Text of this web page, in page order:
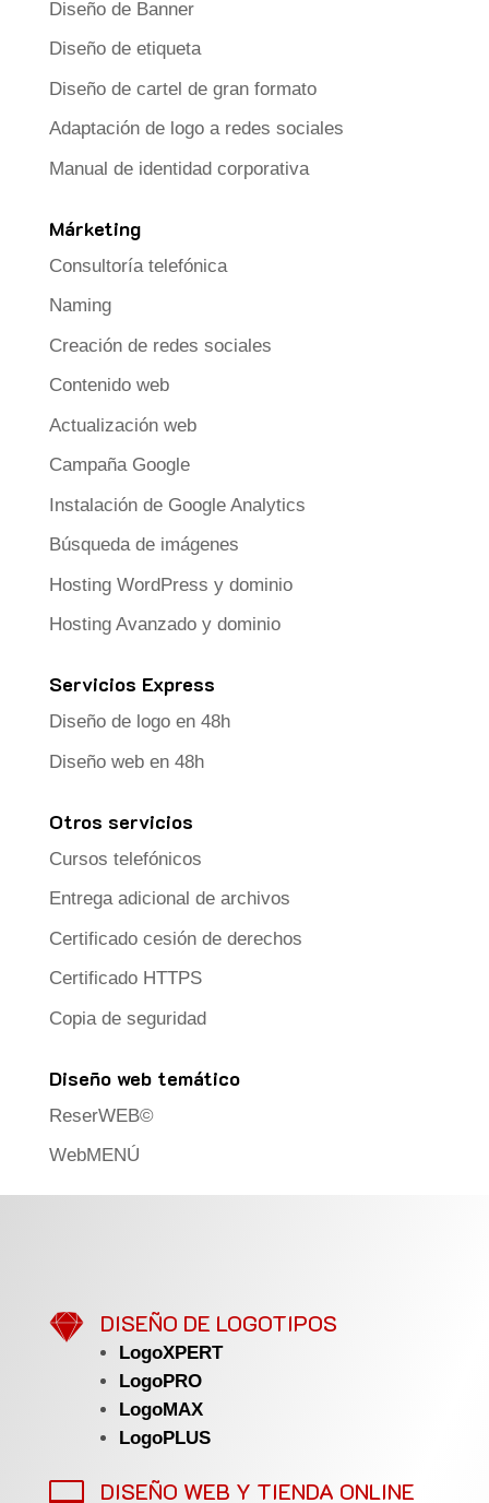
Diseño de Banner
Diseño de etiqueta
Diseño de cartel de gran formato
Adaptación de logo a redes sociales
Manual de identidad corporativa
Márketing
Consultoría telefónica
Naming
Creación de redes sociales
Contenido web
Actualización web
Campaña Google
Instalación de Google Analytics
Búsqueda de imágenes
Hosting WordPress y dominio
Hosting Avanzado y dominio
Servicios Express
Diseño de logo en 48h
Diseño web en 48h
Otros servicios
Cursos telefónicos
Entrega adicional de archivos
Certificado cesión de derechos
Certificado HTTPS
Copia de seguridad
Diseño web temático
ReserWEB©
WebMENÚ
 DISEÑO DE LOGOTIPOS
LogoXPERT
LogoPRO
LogoMAX
LogoPLUS
 DISEÑO WEB Y TIENDA ONLINE